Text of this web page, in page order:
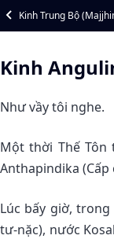
Kinh Trung Bộ
Kinh
Như vầy tôi nghe.
Một thời Thế Tôn
Anthapindika (Cấp
Lúc bấy giờ,
tư-nặc), nước